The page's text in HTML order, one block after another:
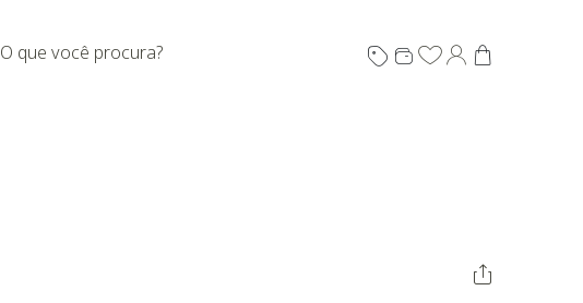
O que você procura?